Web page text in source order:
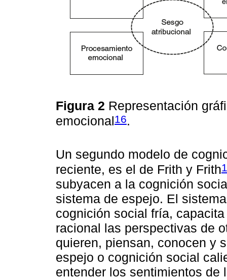
Figura 2 Representación
emocional16.
Un segundo modelo de
reciente, es el de Frith y Frith
subyacen a la cognición
sistema de espejo. El
cognición social fría,
racional las perspectivas de
quieren, piensan, conocen y
espejo o cognición social
entender los sentimientos de